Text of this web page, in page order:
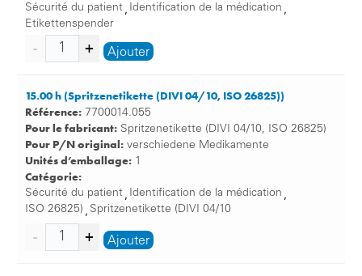
Sécurité du patient , Identification de la médication ,
Etikettenspender
Ajouter
15.00 h (Spritzenetikette (DIVI 04/10, ISO 26825))
Référence: 7700014.055
Pour le fabricant: Spritzenetikette (DIVI 04/10, ISO 26825)
Pour P/N original: verschiedene Medikamente
Unités d’emballage: 1
Catégorie:
Sécurité du patient , Identification de la médication ,
ISO 26825) , Spritzenetikette (DIVI 04/10
Ajouter